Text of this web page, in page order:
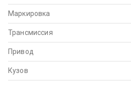
Маркировка
Трансмиссия
Привод
Кузов